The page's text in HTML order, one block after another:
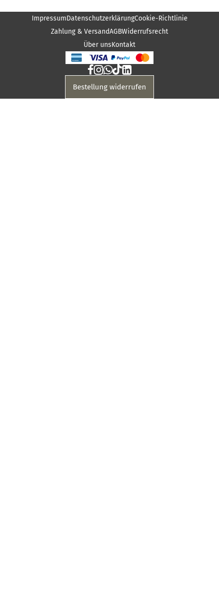
ImpressumDatenschutzerklärungCookie-Richtlinie
Zahlung & VersandAGBWiderrufsrecht
Über unsKontakt
Bestellung widerrufen